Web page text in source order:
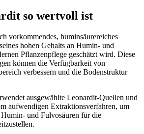
so wertvoll ist
vorkommendes, huminsäurereiches
hohen Gehalts an Humin- und
Pflanzenpflege geschätzt wird. Diese
können die Verfügbarkeit von
verbessern und die Bodenstruktur
ausgewählte Leonardit-Quellen und
aufwendigen Extraktionsverfahren, um
und Fulvosäuren für die